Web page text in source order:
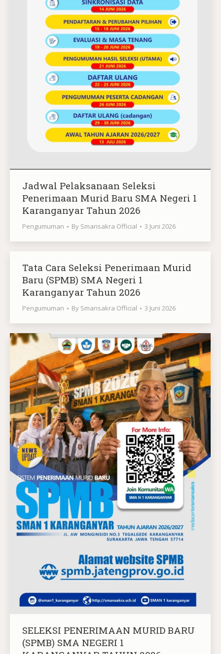
Jadwal Pelaksanaan Seleksi
Penerimaan Murid Baru SMA Negeri 1
Karanganyar Tahun 2026
Pengumuman By Smansakra Official 3 Juni 2026
Tata Cara Seleksi Penerimaan Murid
Baru (SPMB) SMA Negeri 1
Karanganyar Tahun 2026
Pengumuman By Smansakra Official 3 Juni 2026
SELEKSI PENERIMAAN MURID BARU
(SPMB) SMA NEGERI 1